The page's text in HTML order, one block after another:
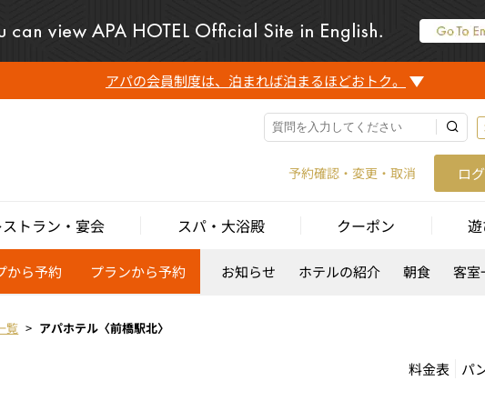
アパの会員制度は、泊まれば泊まるほどおトク。
予約確認・変更・取消 ロ
ストラン・宴会 スパ・大浴殿 クーポン
から予約 プランから予約 お知らせ ホテルの紹介 朝食 客室
覧 アパホテル〈前橋駅北〉
料金表 パ